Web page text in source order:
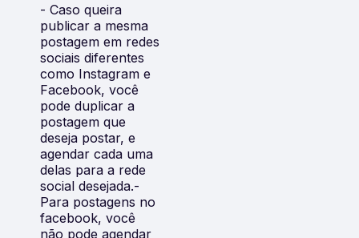
- Caso queira
publicar a mesma
postagem em redes
sociais diferentes
como Instagram e
Facebook, você
pode duplicar a
postagem que
deseja postar, e
agendar cada uma
delas para a rede
social desejada.-
Para postagens no
facebook, você
não pode agendar